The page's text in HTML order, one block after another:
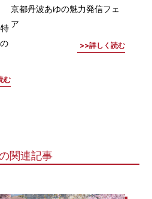
む
京都丹波あゆの魅力発信フェ
ア
詳しく読む
関連記事